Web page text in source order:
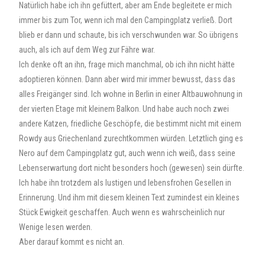
Natürlich habe ich ihn gefüttert, aber am Ende begleitete er mich
immer bis zum Tor, wenn ich mal den Campingplatz verließ. Dort
blieb er dann und schaute, bis ich verschwunden war. So übrigens
auch, als ich auf dem Weg zur Fähre war.
Ich denke oft an ihn, frage mich manchmal, ob ich ihn nicht hätte
adoptieren können. Dann aber wird mir immer bewusst, dass das
alles Freigänger sind. Ich wohne in Berlin in einer Altbauwohnung in
der vierten Etage mit kleinem Balkon. Und habe auch noch zwei
andere Katzen, friedliche Geschöpfe, die bestimmt nicht mit einem
Rowdy aus Griechenland zurechtkommen würden. Letztlich ging es
Nero auf dem Campingplatz gut, auch wenn ich weiß, dass seine
Lebenserwartung dort nicht besonders hoch (gewesen) sein dürfte.
Ich habe ihn trotzdem als lustigen und lebensfrohen Gesellen in
Erinnerung. Und ihm mit diesem kleinen Text zumindest ein kleines
Stück Ewigkeit geschaffen. Auch wenn es wahrscheinlich nur
Wenige lesen werden.
Aber darauf kommt es nicht an.